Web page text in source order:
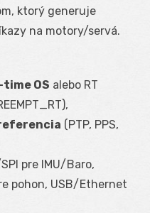
ktorý generuje
na motory/servá.
OS alebo RT
(PTP, PPS,
pre IMU/Baro,
pohon, USB/Ethernet